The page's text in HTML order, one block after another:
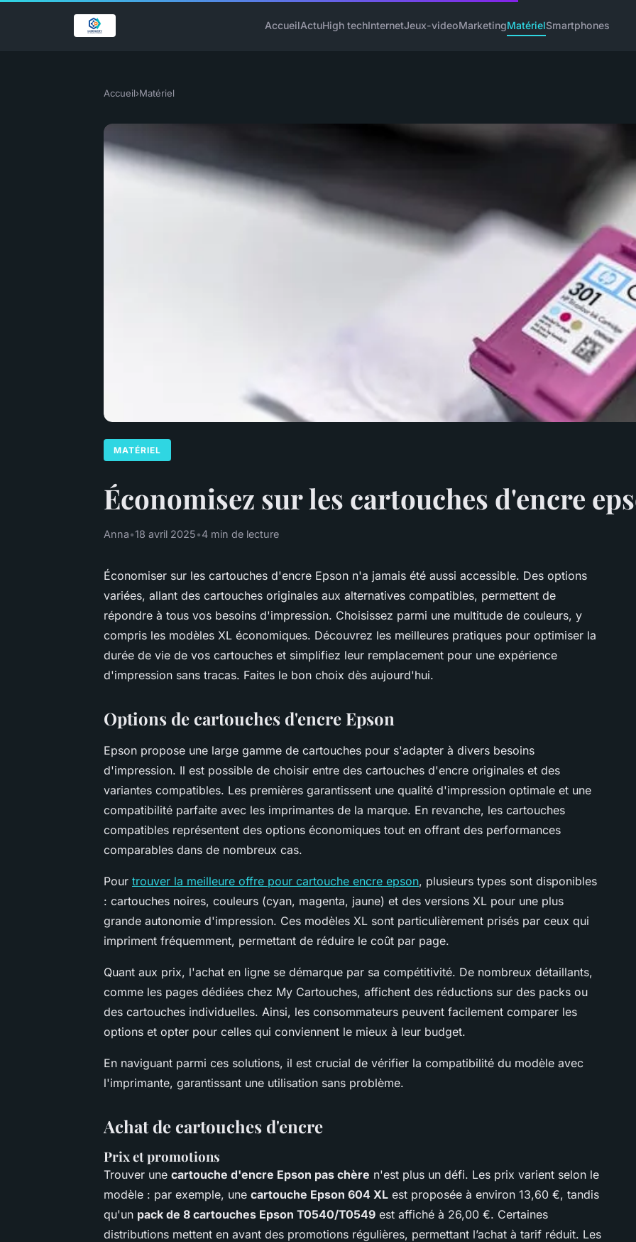
AccueilActuHigh techInternetJeux-videoMarketingMatérielSmartphones
Accueil›Matériel
MATÉRIEL
Économisez sur les cartouches d'encre
Anna•18 avril 2025•4 min de lecture
Économiser sur les cartouches d'encre Epson n'a jamais été aussi accessible. Des options
variées, allant des cartouches originales aux alternatives compatibles, permettent de
répondre à tous vos besoins d'impression. Choisissez parmi une multitude de couleurs, y
compris les modèles XL économiques. Découvrez les meilleures pratiques pour optimiser la
durée de vie de vos cartouches et simplifiez leur remplacement pour une expérience
d'impression sans tracas. Faites le bon choix dès aujourd'hui.
Options de cartouches d'encre Epson
Epson propose une large gamme de cartouches pour s'adapter à divers besoins
d'impression. Il est possible de choisir entre des cartouches d'encre originales et des
variantes compatibles. Les premières garantissent une qualité d'impression optimale et une
compatibilité parfaite avec les imprimantes de la marque. En revanche, les cartouches
compatibles représentent des options économiques tout en offrant des performances
comparables dans de nombreux cas.
Pour trouver la meilleure offre pour cartouche encre epson, plusieurs types sont disponibles
: cartouches noires, couleurs (cyan, magenta, jaune) et des versions XL pour une plus
grande autonomie d'impression. Ces modèles XL sont particulièrement prisés par ceux qui
impriment fréquemment, permettant de réduire le coût par page.
Quant aux prix, l'achat en ligne se démarque par sa compétitivité. De nombreux détaillants,
comme les pages dédiées chez My Cartouches, affichent des réductions sur des packs ou
des cartouches individuelles. Ainsi, les consommateurs peuvent facilement comparer les
options et opter pour celles qui conviennent le mieux à leur budget.
En naviguant parmi ces solutions, il est crucial de vérifier la compatibilité du modèle avec
l'imprimante, garantissant une utilisation sans problème.
Achat de cartouches d'encre
Prix et promotions
Trouver une cartouche d'encre Epson pas chère n'est plus un défi. Les prix varient selon le
modèle : par exemple, une cartouche Epson 604 XL est proposée à environ 13,60 €, tandis
qu'un pack de 8 cartouches Epson T0540/T0549 est affiché à 26,00 €. Certaines
distributions mettent en avant des promotions régulières, permettant l’achat à tarif réduit. Les